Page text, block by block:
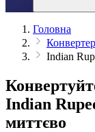
Головна
Конвертер
Indian
Indian
миттєво